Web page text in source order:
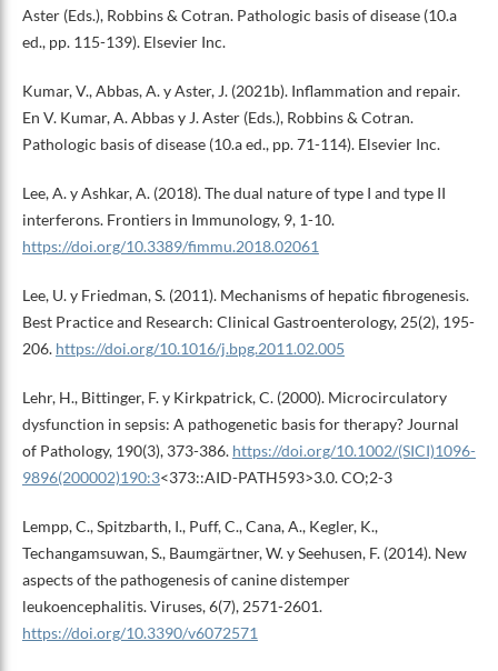
Aster (Eds.), Robbins & Cotran. Pathologic basis of disease (10.a
ed., pp. 115-139). Elsevier Inc.
Kumar, V., Abbas, A. y Aster, J. (2021b). Inflammation and repair.
En V. Kumar, A. Abbas y J. Aster (Eds.), Robbins & Cotran.
Pathologic basis of disease (10.a ed., pp. 71-114). Elsevier Inc.
Lee, A. y Ashkar, A. (2018). The dual nature of type I and type II
interferons. Frontiers in Immunology, 9, 1-10.
https://doi.org/10.3389/fimmu.2018.02061
Lee, U. y Friedman, S. (2011). Mechanisms of hepatic fibrogenesis.
Best Practice and Research: Clinical Gastroenterology, 25(2), 195-
206. https://doi.org/10.1016/j.bpg.2011.02.005
Lehr, H., Bittinger, F. y Kirkpatrick, C. (2000). Microcirculatory
dysfunction in sepsis: A pathogenetic basis for therapy? Journal
of Pathology, 190(3), 373-386. https://doi.org/10.1002/(SICI)1096-
9896(200002)190:3<373::AID-PATH593>3.0. CO;2-3
Lempp, C., Spitzbarth, I., Puff, C., Cana, A., Kegler, K.,
Techangamsuwan, S., Baumgärtner, W. y Seehusen, F. (2014). New
aspects of the pathogenesis of canine distemper
leukoencephalitis. Viruses, 6(7), 2571-2601.
https://doi.org/10.3390/v6072571